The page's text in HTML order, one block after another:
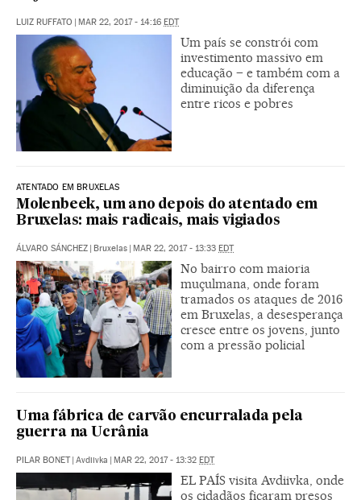
LUIZ RUFFATO | MAR 22, 2017 - 14:16 EDT
Um país se constrói com
investimento massivo em
educação – e também com a
diminuição da diferença
entre ricos e pobres
ATENTADO EM BRUXELAS
Molenbeek, um ano depois do atentado em
Bruxelas: mais radicais, mais vigiados
ÁLVARO SÁNCHEZ | Bruxelas | MAR 22, 2017 - 13:33 EDT
No bairro com maioria
muçulmana, onde foram
tramados os ataques de 2016
em Bruxelas, a desesperança
cresce entre os jovens, junto
com a pressão policial
Uma fábrica de carvão encurralada pela
guerra na Ucrânia
PILAR BONET | Avdiivka | MAR 22, 2017 - 13:32 EDT
EL PAÍS visita Avdiivka, onde
os cidadãos ficaram presos